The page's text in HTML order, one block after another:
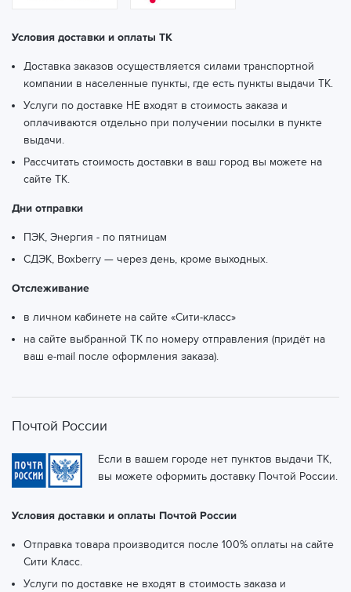
Условия доставки и оплаты ТК
Доставка заказов осуществляется силами транспортной
компании в населенные пункты, где есть пункты выдачи ТК.
Услуги по доставке НЕ входят в стоимость заказа и
оплачиваются отдельно при получении посылки в пункте
выдачи.
Рассчитать стоимость доставки в ваш город вы можете на
сайте ТК.
Дни отправки
ПЭК, Энергия - по пятницам
СДЭК, Boxberry — через день, кроме выходных.
Отслеживание
в личном кабинете на сайте «Сити-класс»
на сайте выбранной ТК по номеру отправления (придёт на
ваш e-mail после оформления заказа).
Почтой России
Если в вашем городе нет пунктов выдачи ТК,
вы можете оформить доставку Почтой России.
Условия доставки и оплаты Почтой России
Отправка товара производится после 100% оплаты на сайте
Сити Класс.
Услуги по доставке не входят в стоимость заказа и